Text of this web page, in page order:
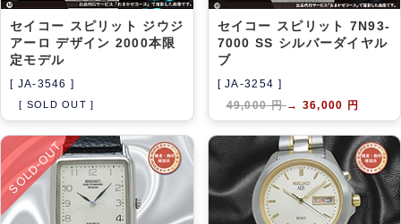
セイコー スピリット ジウジ
アーロ デザイン 2000本限
定モデル
[ JA-3546 ]
[ SOLD OUT ]
セイコー スピリット 7N93-
7000 SS シルバーダイヤル
ブ
[ JA-3254 ]
49,000 円→ 36,000 円
SOLD-OUT